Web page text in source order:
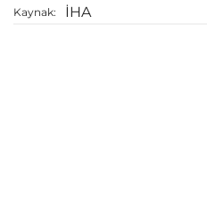
Kaynak: İHA